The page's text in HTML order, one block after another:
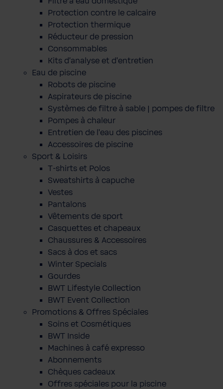
Protection contre le calcaire
Protection thermique
Réducteur de pression
Consommables
Kits d'analyse et d'entretien
Eau de piscine
Robots de piscine
Aspirateurs de piscine
Systèmes de filtre à sable | pompes de filtre
Pompes à chaleur
Entretien de l'eau des piscines
Accessoires de piscine
Sport & Loisirs
T-shirts et Polos
Sweatshirts à capuche
Vestes
Pantalons
Vêtements de sport
Casquettes et chapeaux
Chaussures & Accessoires
Sacs à dos et sacs
Winter Specials
Gourdes
BWT Lifestyle Collection
BWT Event Collection
Promotions & Offres Spéciales
Soins et Cosmétiques
BWT Inside
Machines à café expresso
Abonnements
Chèques cadeaux
Offres spéciales pour la piscine